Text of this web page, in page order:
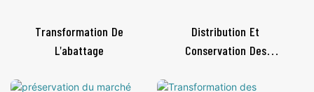
Transformation De
L'abattage
Distribution Et
Conservation Des